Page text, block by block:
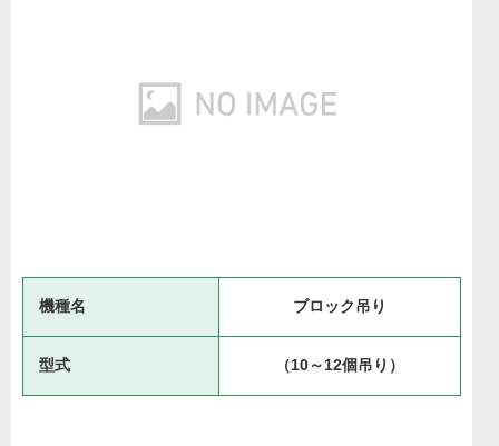
機種名 ブロック吊り
型式 （10～12個吊り）